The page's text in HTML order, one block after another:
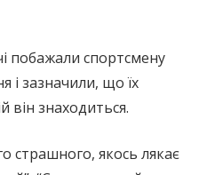
побажали спортсмену
зазначили, що їх
він знаходиться.
страшного, якось лякає